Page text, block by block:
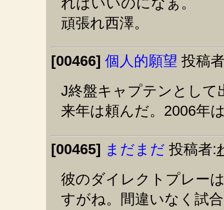
頑張れ西澤。
[00466] 個人的願望 投稿
J終盤キャプテンとして
来年は頼んだ。2006年
[00465] まだまだ 投稿者:
彼のダイレクトプレー
すがね。間違いなく試